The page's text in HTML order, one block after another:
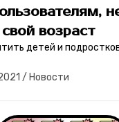
возраст
детей и
/ Новости